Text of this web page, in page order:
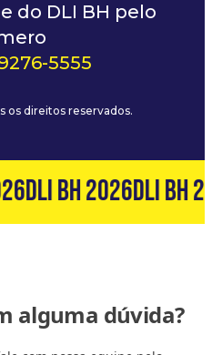
do DLI BH pelo
5555
os direitos reservados.
DLI BH 2026DLI BH
alguma dúvida?